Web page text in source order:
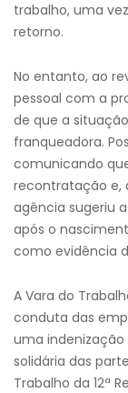
trabalho, uma
retorno.
No entanto, ao
pessoal com a
de que a
franqueadora.
comunicando
recontratação e,
agência sugeriu
após o
como evidência
A Vara do
conduta das
uma indenização
solidária das
Trabalho da 12ª